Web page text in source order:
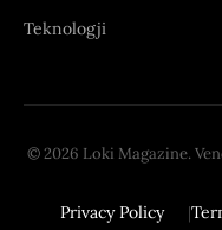
Teknologji
© 2026 Loki Magazine.
Privacy Policy